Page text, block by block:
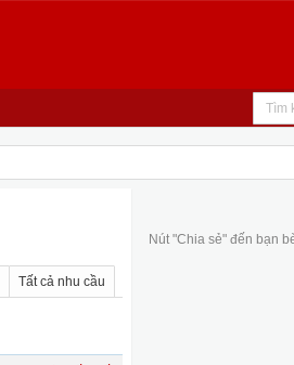
Tất cả nhu cầu
Nút "Chia sẻ" đến bạn